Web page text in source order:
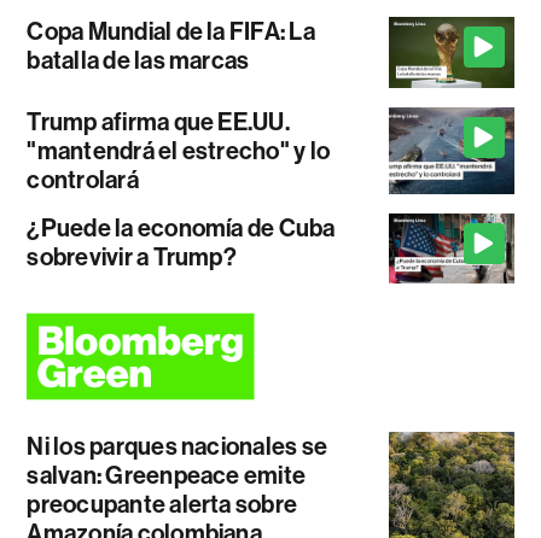
Copa Mundial de la FIFA: La
batalla de las marcas
Trump afirma que EE.UU.
"mantendrá el estrecho" y lo
controlará
¿Puede la economía de Cuba
sobrevivir a Trump?
Ni los parques nacionales se
salvan: Greenpeace emite
preocupante alerta sobre